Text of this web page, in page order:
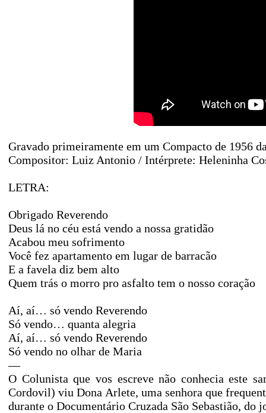
Gravado primeiramente em um Compacto de 1956
Compositor: Luiz Antonio / Intérprete: Heleninha
LETRA:
Obrigado Reverendo
Deus lá no céu está vendo a nossa gratidão
Acabou meu sofrimento
Você fez apartamento em lugar de barracão
E a favela diz bem alto
Quem trás o morro pro asfalto tem o nosso coração
Aí, aí… só vendo Reverendo
Só vendo… quanta alegria
Aí, aí… só vendo Reverendo
Só vendo no olhar de Maria
—
O Colunista que vos escreve não conhecia este
Cordovil) viu Dona Arlete, uma senhora que
durante o Documentário Cruzada São Sebastião, do